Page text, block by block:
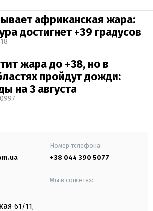
африканская жара:
достигнет +39 градусов
жара до +38, но в
пройдут дожди:
на 3 августа
Номер телефона:
+38 044 390 5077
61/11,
Мы в соцсетях: